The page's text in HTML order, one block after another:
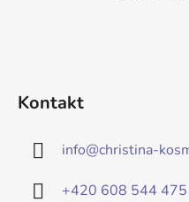
Kontakt
info@christina-
+420 608 544 475